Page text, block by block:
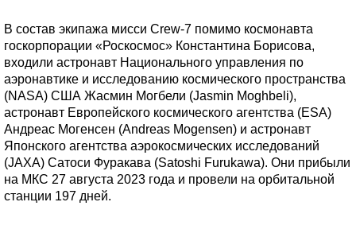
В состав экипажа мисси Crew-7 помимо космонавта
госкорпорации «Роскосмос» Константина Борисова,
входили астронавт Национального управления по
аэронавтике и исследованию космического пространства
(NASA) США Жасмин Могбели (Jasmin Moghbeli),
астронавт Европейского космического агентства (ESA)
Андреас Могенсен (Andreas Mogensen) и астронавт
Японского агентства аэрокосмических исследований
(JAXA) Сатоси Фуракава (Satoshi Furukawa). Они прибыли
на МКС 27 августа 2023 года и провели на орбитальной
станции 197 дней.